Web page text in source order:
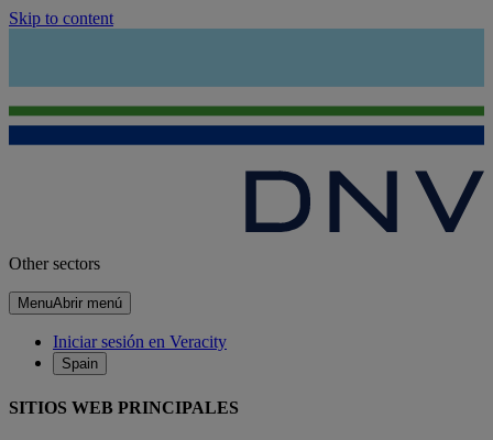
Skip to content
Other sectors
MenuAbrir menú
Iniciar sesión en Veracity
Spain
SITIOS WEB PRINCIPALES